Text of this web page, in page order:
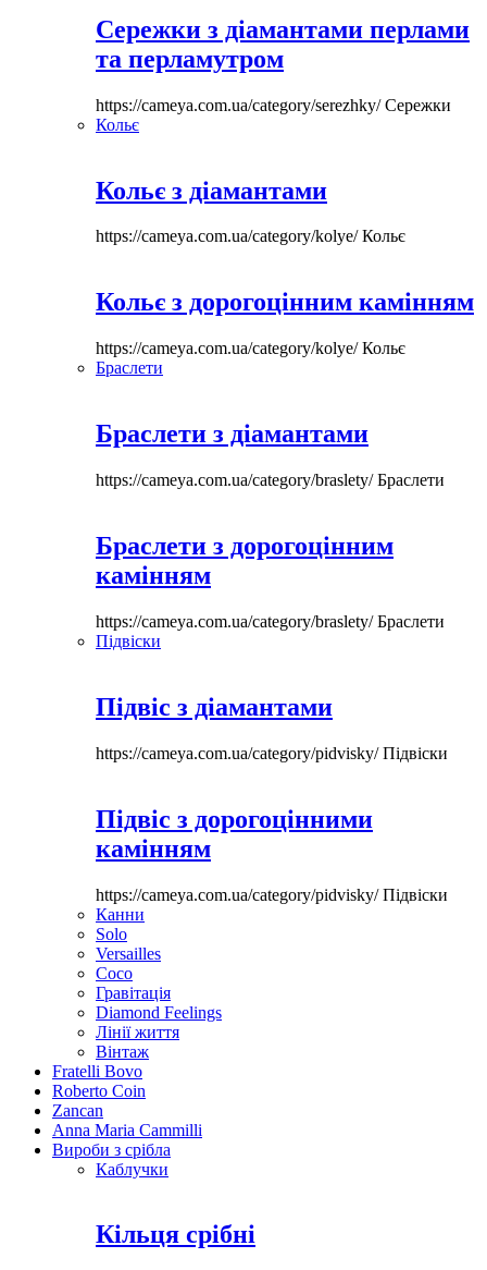
Сережки з діамантами перлами
та перламутром
https://cameya.com.ua/category/serezhky/Сережки
Кольє
Кольє з діамантами
https://cameya.com.ua/category/kolye/Кольє
Кольє з дорогоцінним камінням
https://cameya.com.ua/category/kolye/Кольє
Браслети
Браслети з діамантами
https://cameya.com.ua/category/braslety/Браслети
Браслети з дорогоцінним
камінням
https://cameya.com.ua/category/braslety/Браслети
Підвіски
Підвіс з діамантами
https://cameya.com.ua/category/pidvisky/Підвіски
Підвіс з дорогоцінними
камінням
https://cameya.com.ua/category/pidvisky/Підвіски
Канни
Solo
Versailles
Coco
Гравітація
Diamond Feelings
Лінії життя
Вінтаж
Fratelli Bovo
Roberto Coin
Zancan
Anna Maria Cammilli
Вироби з срібла
Каблучки
Кільця срібні